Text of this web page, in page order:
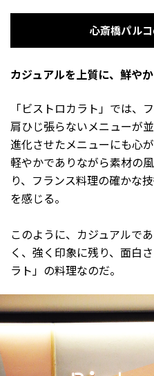
心斎橋パル
カジュアルを上質に、鮮や
「ビストロカラト」では、
肩ひじ張らないメニューが
進化させたメニューにも心
軽やかでありながら素材の
り、フランス料理の確かな
を感じる。
このように、カジュアルで
く、強く印象に残り、面白
ラト」の料理なのだ。